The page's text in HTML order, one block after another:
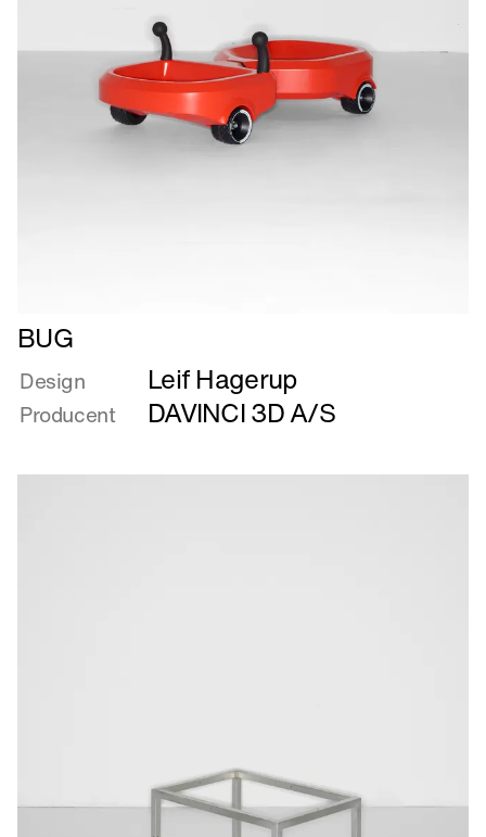
Læs
mere
om
BUG
BUG
Design Leif Hagerup
Producent DAVINCI 3D A/S